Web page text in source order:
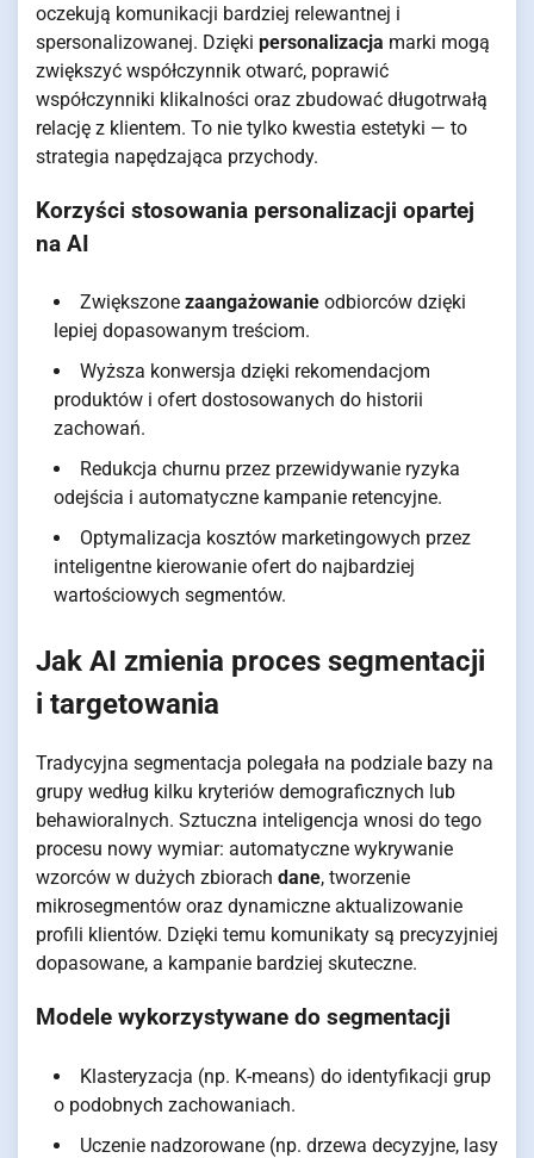
oczekują komunikacji bardziej relewantnej i
spersonalizowanej. Dzięki personalizacja marki mogą
zwiększyć współczynnik otwarć, poprawić
współczynniki klikalności oraz zbudować długotrwałą
relację z klientem. To nie tylko kwestia estetyki — to
strategia napędzająca przychody.
Korzyści stosowania personalizacji opartej
na AI
Zwiększone zaangażowanie odbiorców dzięki
lepiej dopasowanym treściom.
Wyższa konwersja dzięki rekomendacjom
produktów i ofert dostosowanych do historii
zachowań.
Redukcja churnu przez przewidywanie ryzyka
odejścia i automatyczne kampanie retencyjne.
Optymalizacja kosztów marketingowych przez
inteligentne kierowanie ofert do najbardziej
wartościowych segmentów.
Jak AI zmienia proces segmentacji
i targetowania
Tradycyjna segmentacja polegała na podziale bazy na
grupy według kilku kryteriów demograficznych lub
behawioralnych. Sztuczna inteligencja wnosi do tego
procesu nowy wymiar: automatyczne wykrywanie
wzorców w dużych zbiorach dane, tworzenie
mikrosegmentów oraz dynamiczne aktualizowanie
profili klientów. Dzięki temu komunikaty są precyzyjniej
dopasowane, a kampanie bardziej skuteczne.
Modele wykorzystywane do segmentacji
Klasteryzacja (np. K-means) do identyfikacji grup
o podobnych zachowaniach.
Uczenie nadzorowane (np. drzewa decyzyjne, lasy